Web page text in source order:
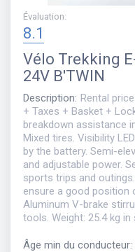
Évaluation:
8.1
Vélo Trekking
24V B'TWIN
Description: Rental
+ Taxes + Basket +
breakdown assistance
Mixed tires. Visibility
by the battery. Semi-
and adjustable power.
sports trips and
ensure a good position
Aluminum V-brake
tools. Weight: 25.4 kg in
Âge min du conducteur: